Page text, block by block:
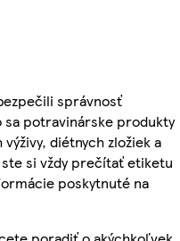
správnosť
potravinárske produkty
diétnych zložiek a
si vždy prečítať etiketu
poskytnuté na